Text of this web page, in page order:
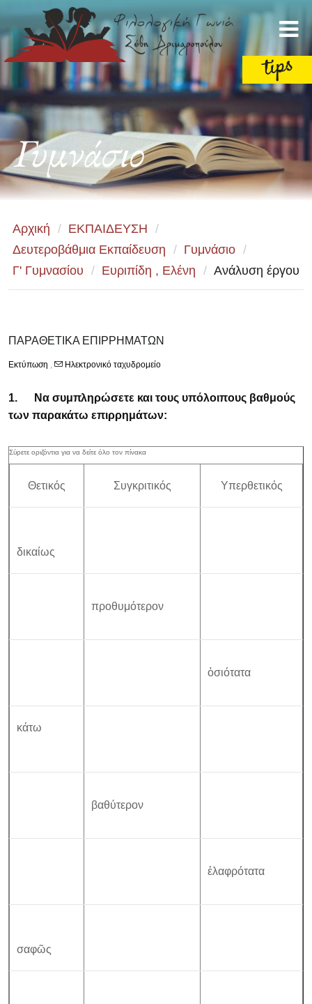
Γυμνάσιο
Αρχική / ΕΚΠΑΙΔΕΥΣΗ /
Δευτεροβάθμια Εκπαίδευση / Γυμνάσιο /
Γ' Γυμνασίου / Ευριπίδη , Ελένη / Ανάλυση έργου
ΠΑΡΑΘΕΤΙΚΑ ΕΠΙΡΡΗΜΑΤΩΝ
Εκτύπωση , Ηλεκτρονικό ταχυδρομείο
1.
Να συμπληρώσετε και τους υπόλοιπους βαθμούς
των παρακάτω επιρρημάτων:
Θετικός Συγκριτικός Υπερθετικός
δικαίως
προθυμότερον
ὁσιότατα
κάτω
βαθύτερον
ἐλαφρότατα
σαφῶς